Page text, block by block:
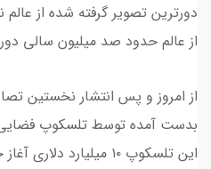
دورترین تصویر گرفته شده از
از عالم حدود صد میلیون سالی
از امروز و پس انتشار نخستین
بدست آمده توسط تلسکوپ
این تلسکوپ ۱۰